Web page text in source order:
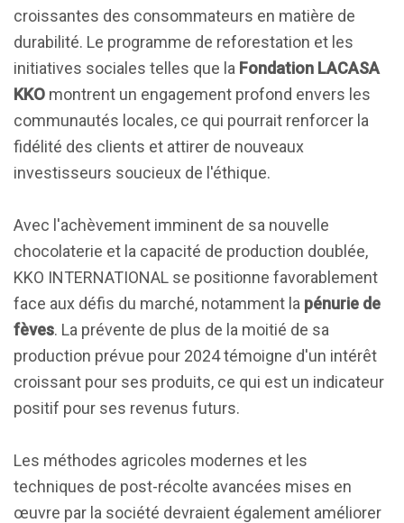
croissantes des consommateurs en matière de
durabilité. Le programme de reforestation et les
initiatives sociales telles que la Fondation LACASA
KKO montrent un engagement profond envers les
communautés locales, ce qui pourrait renforcer la
fidélité des clients et attirer de nouveaux
investisseurs soucieux de l'éthique.
Avec l'achèvement imminent de sa nouvelle
chocolaterie et la capacité de production doublée,
KKO INTERNATIONAL se positionne favorablement
face aux défis du marché, notamment la pénurie de
fèves. La prévente de plus de la moitié de sa
production prévue pour 2024 témoigne d'un intérêt
croissant pour ses produits, ce qui est un indicateur
positif pour ses revenus futurs.
Les méthodes agricoles modernes et les
techniques de post-récolte avancées mises en
œuvre par la société devraient également améliorer